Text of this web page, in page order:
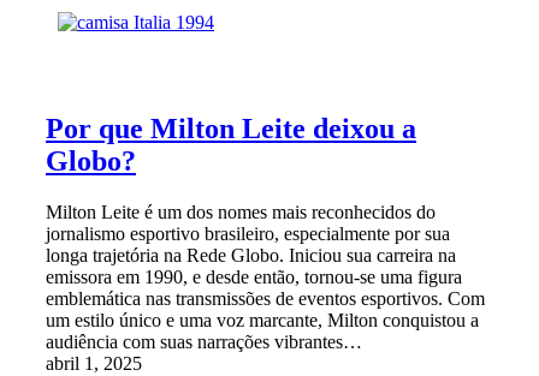
Por que Milton Leite deixou a
Globo?
Milton Leite é um dos nomes mais reconhecidos do
jornalismo esportivo brasileiro, especialmente por sua
longa trajetória na Rede Globo. Iniciou sua carreira na
emissora em 1990, e desde então, tornou-se uma figura
emblemática nas transmissões de eventos esportivos. Com
um estilo único e uma voz marcante, Milton conquistou a
audiência com suas narrações vibrantes…
abril 1, 2025